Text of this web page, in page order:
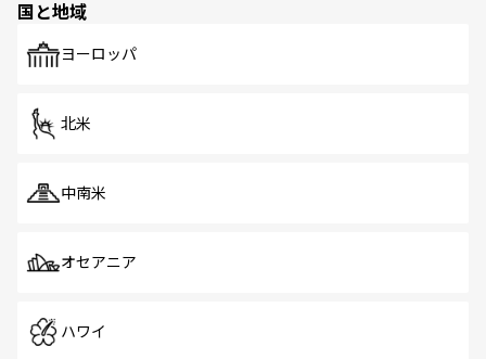
で、ホーカーズは地元の風情を楽しめる外せないスポット
国と地域
ヨーロッパ
北米
中南米
オセアニア
ハワイ